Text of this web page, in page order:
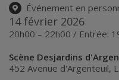
Événement en
14 février 2026
20h00 – 22h00 / Entrée:
Scène Desjardins
452 Avenue d'Argenteuil,